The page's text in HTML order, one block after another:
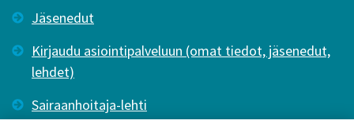
Jäsenedut
Kirjaudu asiointipalveluun (omat tiedot, jäsenedut,
lehdet)
Sairaanhoitaja-lehti